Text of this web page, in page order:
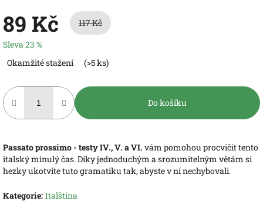
89 Kč
117 Kč
Sleva 23 %
cena:
Okamžité stažení (>5 ks)
Do košíku
Passato prossimo - testy IV., V. a VI. vám pomohou procvičit tento
italský minulý čas. Díky jednoduchým a srozumitelným větám si
hezky ukotvíte tuto gramatiku tak, abyste v ní nechybovali.
Kategorie: Italština